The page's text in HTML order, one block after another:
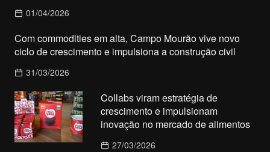
01/04/2026
Com commodities em alta, Campo Mourão vive novo
ciclo de crescimento e impulsiona a construção civil
31/03/2026
Collabs viram estratégia de
crescimento e impulsionam
inovação no mercado de alimentos
27/03/2026